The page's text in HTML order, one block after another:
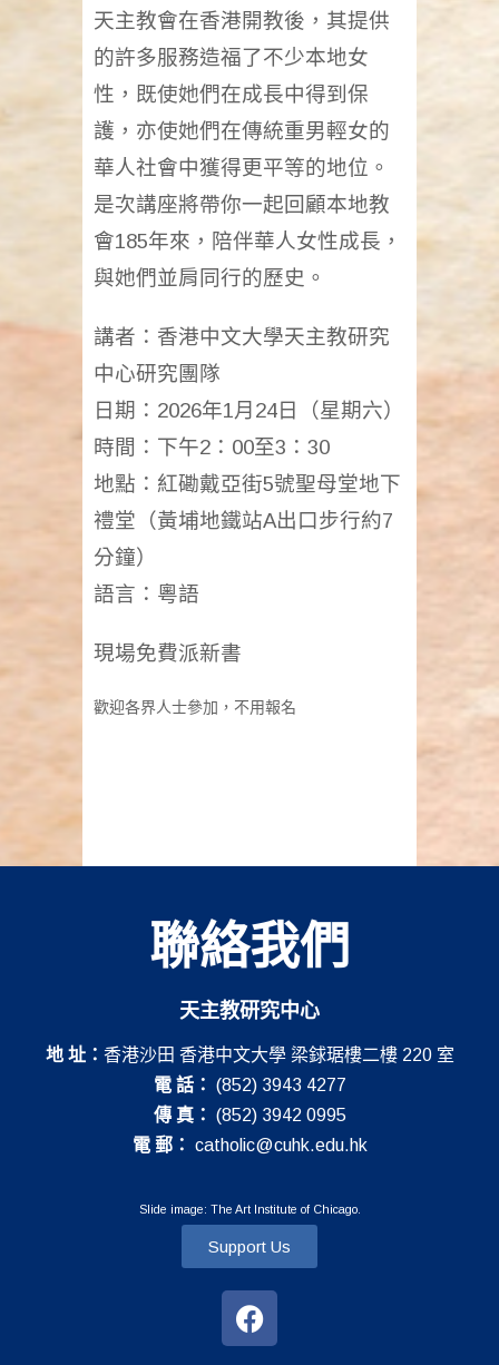
天主教會在香港開教後，其提供
的許多服務造福了不少本地女
性，既使她們在成長中得到保
護，亦使她們在傳統重男輕女的
華人社會中獲得更平等的地位。
是次講座將帶你一起回顧本地教
會185年來，陪伴華人女性成長，
與她們並肩同行的歷史。
講者：香港中文大學天主教研究
中心研究團隊
日期：2026年1月24日（星期六）
時間：下午2：00至3：30
地點：紅磡戴亞街5號聖母堂地下
禮堂（黃埔地鐵站A出口步行約7
分鐘）
語言：粵語
現場免費派新書
歡迎各界人士參加，不用報名
聯絡我們
天主教研究中心
地 址： 香港沙田 香港中文大學 梁銶琚樓二樓 220 室
電 話： (852) 3943 4277
傳 真： (852) 3942 0995
電 郵： catholic@cuhk.edu.hk
Slide image: The Art Institute of Chicago.
Support Us